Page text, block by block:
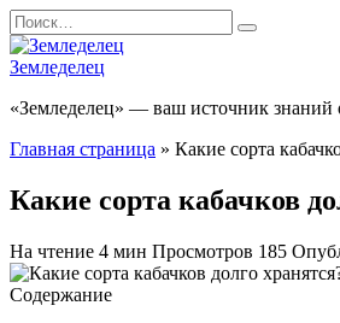
Перейти
к
содержанию
Search
for:
Земледелец
«Земледелец» — ваш источник знаний
Главная страница » Какие сорта
Какие сорта кабачков
На чтение 4 мин Просмотров 185
Содержание